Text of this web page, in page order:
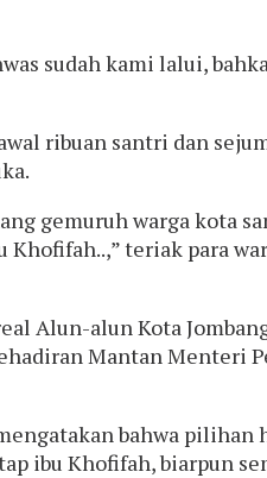
sudah kami lalui,
ribuan santri dan
gemuruh warga kota
teriak para
Alun-alun Kota
Mantan Menteri
bahwa pilihan
ibu Khofifah, biarpun